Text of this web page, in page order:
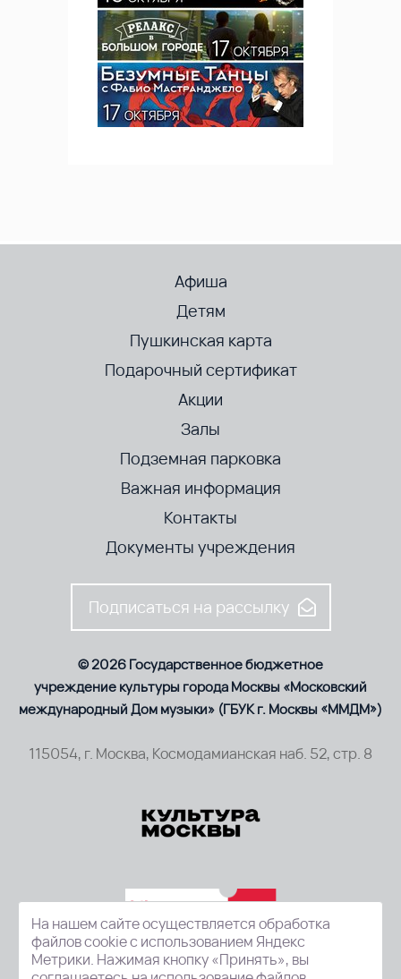
Афиша
Детям
Пушкинская карта
Подарочный сертификат
Акции
Залы
Подземная парковка
Важная информация
Контакты
Документы учреждения
Подписаться на рассылку
© 2026 Государственное бюджетное
учреждение культуры города Москвы «Московский
международный Дом музыки» (ГБУК г. Москвы «ММДМ»)
115054, г. Москва, Космодамианская наб. 52, стр. 8
На нашем сайте осуществляется обработка
файлов cookie с использованием Яндекс
Метрики. Нажимая кнопку «Принять», вы